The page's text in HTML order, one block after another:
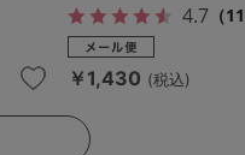
4.7（
￥1,430 (税込)